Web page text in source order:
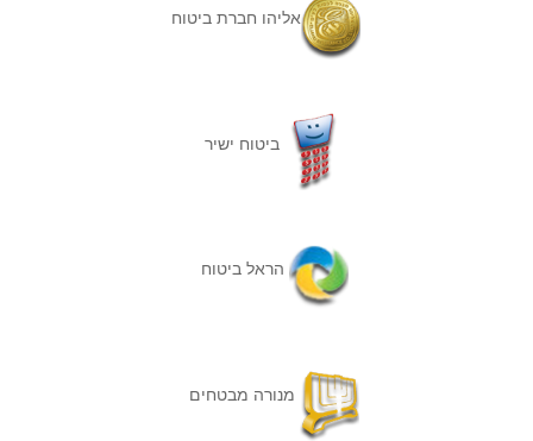
אליהו חברת ביטוח
ביטוח ישיר
הראל ביטוח
מנורה מבטחים